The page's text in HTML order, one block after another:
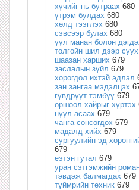
хүчийг нь бутраах 680
үтрэм булдах 680
хөлд тээглэх 680
сэвсээр булах 680
үүл манан болон
толгойн шил дээр суух
шаазан харших 679
заслалын зүйл 679
хорогдол ихтэй эдлэл
зан зангаа мэдэлцэх
гүвдрүүт тэмбүү 679
өршөөл хайрыг хүртэх
нүүл асаах 679
чанга сонсогдох 679
мадалд хийх 679
сургуулийн эд
679
еэтэн гутал 679
уран сэтгэмжийн
тэвдэж балмагдах 679
түймрийн техник 679